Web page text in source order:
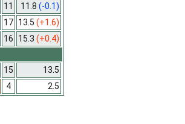
11 11.8 (-0.1)
17 13.5 (+1.6)
16 15.3 (+0.4)
15
13.5
4 2.5